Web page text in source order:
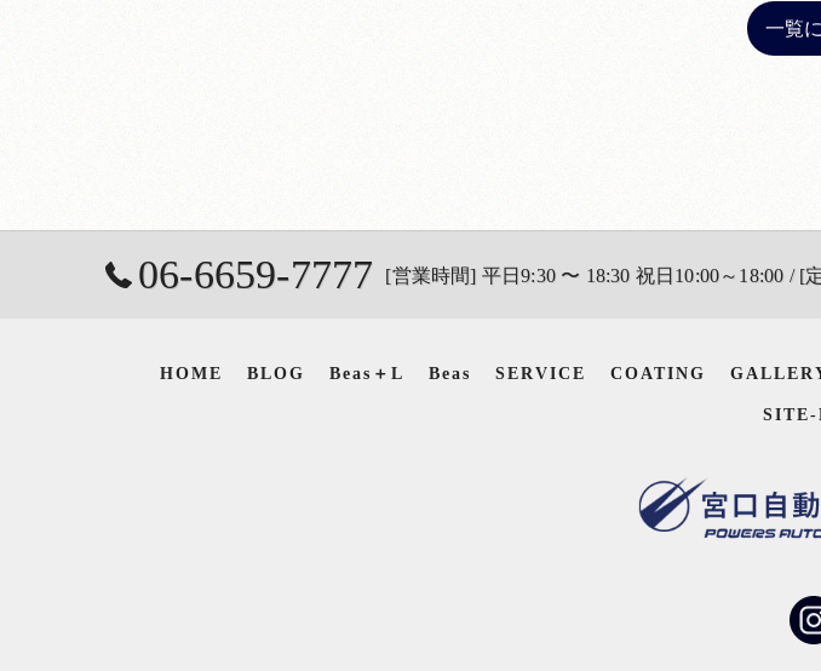
一覧
06-6659-7777 [営業時間] 平日9:30 〜 18:30 祝日10:00～18:00 /
HOME BLOG Beas＋L Beas SERVICE COATING
SITE-